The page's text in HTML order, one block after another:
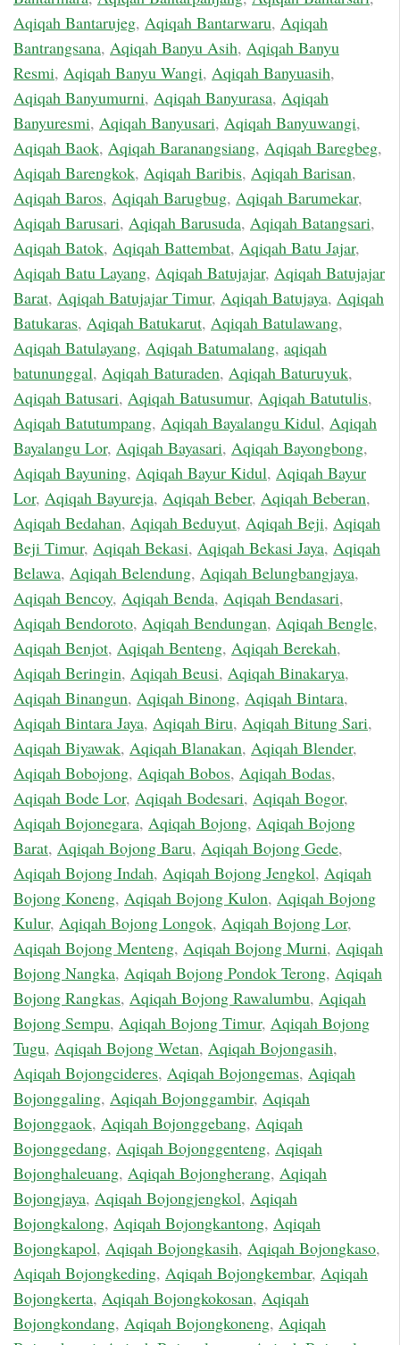
Aqiqah Bantarujeg, Aqiqah Bantarwaru, Aqiqah
Bantrangsana, Aqiqah Banyu Asih, Aqiqah Banyu
Resmi, Aqiqah Banyu Wangi, Aqiqah Banyuasih,
Aqiqah Banyumurni, Aqiqah Banyurasa, Aqiqah
Banyuresmi, Aqiqah Banyusari, Aqiqah Banyuwangi,
Aqiqah Baok, Aqiqah Baranangsiang, Aqiqah Baregbeg,
Aqiqah Barengkok, Aqiqah Baribis, Aqiqah Barisan,
Aqiqah Baros, Aqiqah Barugbug, Aqiqah Barumekar,
Aqiqah Barusari, Aqiqah Barusuda, Aqiqah Batangsari,
Aqiqah Batok, Aqiqah Battembat, Aqiqah Batu Jajar,
Aqiqah Batu Layang, Aqiqah Batujajar, Aqiqah Batujajar
Barat, Aqiqah Batujajar Timur, Aqiqah Batujaya, Aqiqah
Batukaras, Aqiqah Batukarut, Aqiqah Batulawang,
Aqiqah Batulayang, Aqiqah Batumalang, aqiqah
batununggal, Aqiqah Baturaden, Aqiqah Baturuyuk,
Aqiqah Batusari, Aqiqah Batusumur, Aqiqah Batutulis,
Aqiqah Batutumpang, Aqiqah Bayalangu Kidul, Aqiqah
Bayalangu Lor, Aqiqah Bayasari, Aqiqah Bayongbong,
Aqiqah Bayuning, Aqiqah Bayur Kidul, Aqiqah Bayur
Lor, Aqiqah Bayureja, Aqiqah Beber, Aqiqah Beberan,
Aqiqah Bedahan, Aqiqah Beduyut, Aqiqah Beji, Aqiqah
Beji Timur, Aqiqah Bekasi, Aqiqah Bekasi Jaya, Aqiqah
Belawa, Aqiqah Belendung, Aqiqah Belungbangjaya,
Aqiqah Bencoy, Aqiqah Benda, Aqiqah Bendasari,
Aqiqah Bendoroto, Aqiqah Bendungan, Aqiqah Bengle,
Aqiqah Benjot, Aqiqah Benteng, Aqiqah Berekah,
Aqiqah Beringin, Aqiqah Beusi, Aqiqah Binakarya,
Aqiqah Binangun, Aqiqah Binong, Aqiqah Bintara,
Aqiqah Bintara Jaya, Aqiqah Biru, Aqiqah Bitung Sari,
Aqiqah Biyawak, Aqiqah Blanakan, Aqiqah Blender,
Aqiqah Bobojong, Aqiqah Bobos, Aqiqah Bodas,
Aqiqah Bode Lor, Aqiqah Bodesari, Aqiqah Bogor,
Aqiqah Bojonegara, Aqiqah Bojong, Aqiqah Bojong
Barat, Aqiqah Bojong Baru, Aqiqah Bojong Gede,
Aqiqah Bojong Indah, Aqiqah Bojong Jengkol, Aqiqah
Bojong Koneng, Aqiqah Bojong Kulon, Aqiqah Bojong
Kulur, Aqiqah Bojong Longok, Aqiqah Bojong Lor,
Aqiqah Bojong Menteng, Aqiqah Bojong Murni, Aqiqah
Bojong Nangka, Aqiqah Bojong Pondok Terong, Aqiqah
Bojong Rangkas, Aqiqah Bojong Rawalumbu, Aqiqah
Bojong Sempu, Aqiqah Bojong Timur, Aqiqah Bojong
Tugu, Aqiqah Bojong Wetan, Aqiqah Bojongasih,
Aqiqah Bojongcideres, Aqiqah Bojongemas, Aqiqah
Bojonggaling, Aqiqah Bojonggambir, Aqiqah
Bojonggaok, Aqiqah Bojonggebang, Aqiqah
Bojonggedang, Aqiqah Bojonggenteng, Aqiqah
Bojonghaleuang, Aqiqah Bojongherang, Aqiqah
Bojongjaya, Aqiqah Bojongjengkol, Aqiqah
Bojongkalong, Aqiqah Bojongkantong, Aqiqah
Bojongkapol, Aqiqah Bojongkasih, Aqiqah Bojongkaso,
Aqiqah Bojongkeding, Aqiqah Bojongkembar, Aqiqah
Bojongkerta, Aqiqah Bojongkokosan, Aqiqah
Bojongkondang, Aqiqah Bojongkoneng, Aqiqah